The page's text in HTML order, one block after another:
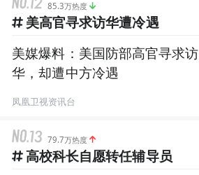
85.3万热度
美高官寻求访华遭冷遇
美媒爆料：美国防部高官寻求访
华，却遭中方冷遇
凤凰卫视资讯台
79.7万热度
高校科长自愿转任辅导员